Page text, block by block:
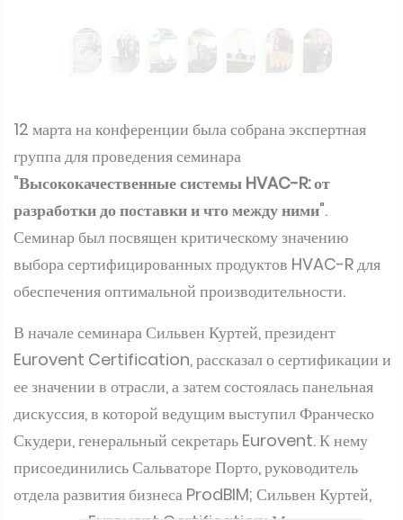
12 марта на конференции была собрана экспертная
группа для проведения семинара
"Высококачественные системы HVAC-R: от
Семинар был посвящен критическому значению
выбора сертифицированных продуктов HVAC-R для
обеспечения оптимальной производительности.
В начале семинара Сильвен Куртей, президент
Eurovent Certification, рассказал о сертификации и
ее значении в отрасли, а затем состоялась панельная